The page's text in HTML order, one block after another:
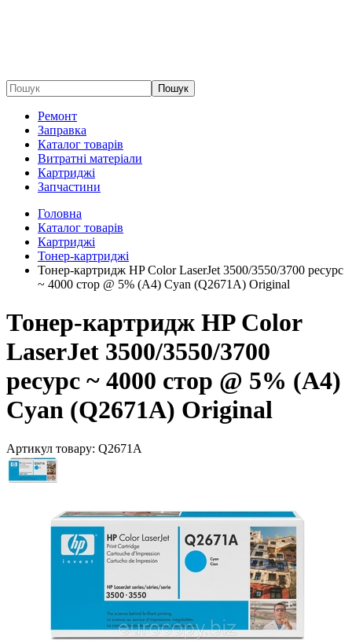
Пошук
Ремонт
Заправка
Каталог товарів
Витратні матеріали
Картриджі
Запчастини
Головна
Каталог товарів
Картриджі
Тонер-картриджі
Тонер-картридж HP Color LaserJet 3500/3550/3700 ​​ресурс
~ 4000 стор @ 5% (A4) Cyan (Q2671A) Original
Тонер-картридж HP Color
LaserJet 3500/3550/3700 ​​
ресурс ~ 4000 стор @ 5% (A4)
Cyan (Q2671A) Original
Артикул товару: Q2671A